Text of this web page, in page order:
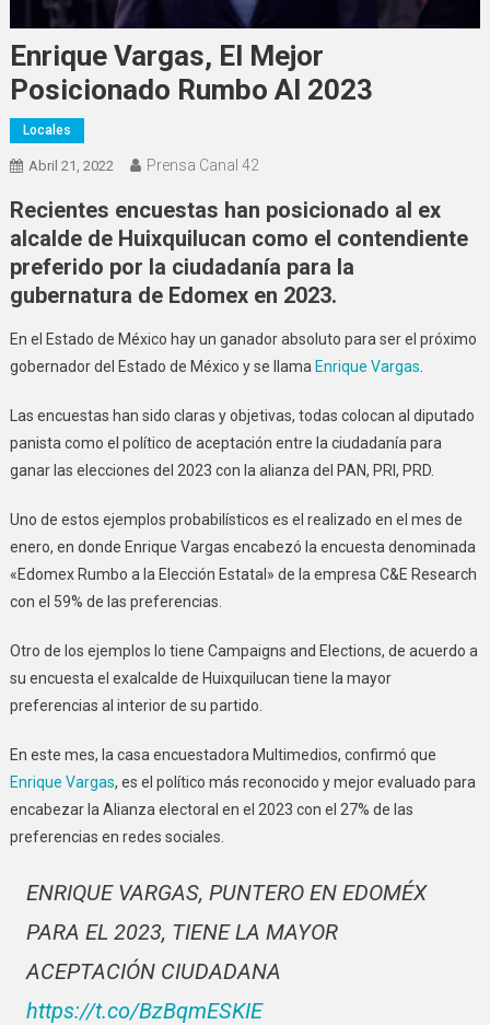
Enrique Vargas, El Mejor
Posicionado Rumbo Al 2023
Locales
Abril 21, 2022 Prensa Canal 42
Recientes encuestas han posicionado al ex
alcalde de Huixquilucan como el contendiente
preferido por la ciudadanía para la
gubernatura de Edomex en 2023.
En el Estado de México hay un ganador absoluto para ser el próximo
gobernador del Estado de México y se llama Enrique Vargas
Las encuestas han sido claras y objetivas, todas colocan al diputado
panista como el político de aceptación entre la ciudadanía para
ganar las elecciones del 2023 con la alianza del PAN, PRI, PRD.
Uno de estos ejemplos probabilísticos es el realizado en el mes de
enero, en donde Enrique Vargas encabezó la encuesta denominada
«Edomex Rumbo a la Elección Estatal» de la empresa C&E Research
con el 59% de las preferencias.
Otro de los ejemplos lo tiene Campaigns and Elections, de acuerdo a
su encuesta el exalcalde de Huixquilucan tiene la mayor
preferencias al interior de su partido.
En este mes, la casa encuestadora Multimedios, confirmó que
Enrique Vargas, es el político más reconocido y mejor evaluado para
encabezar la Alianza electoral en el 2023 con el 27% de las
preferencias en redes sociales.
ENRIQUE VARGAS, PUNTERO EN EDOMÉX
PARA EL 2023, TIENE LA MAYOR
ACEPTACIÓN CIUDADANA
https://t.co/BzBqmESKIE